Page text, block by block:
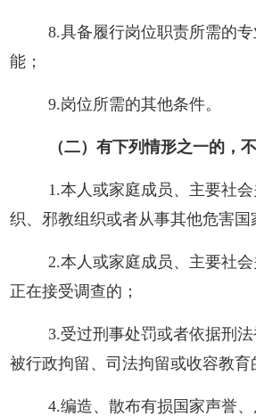
8.具备履行岗位职责所需的
能；
9.岗位所需的其他条件。
（二）有下列情形之一的，
1.本人或家庭成员、主要社
织、邪教组织或者从事其他危害国
2.本人或家庭成员、主要社
正在接受调查的；
3.受过刑事处罚或者依据刑法
被行政拘留、司法拘留或收容教育
4.编造、散布有损国家声誉